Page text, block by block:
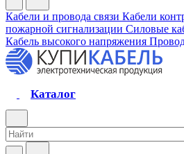
Кабели и провода связи Кабели
пожарной сигнализации Силовые
Кабель высокого напряжения
Каталог